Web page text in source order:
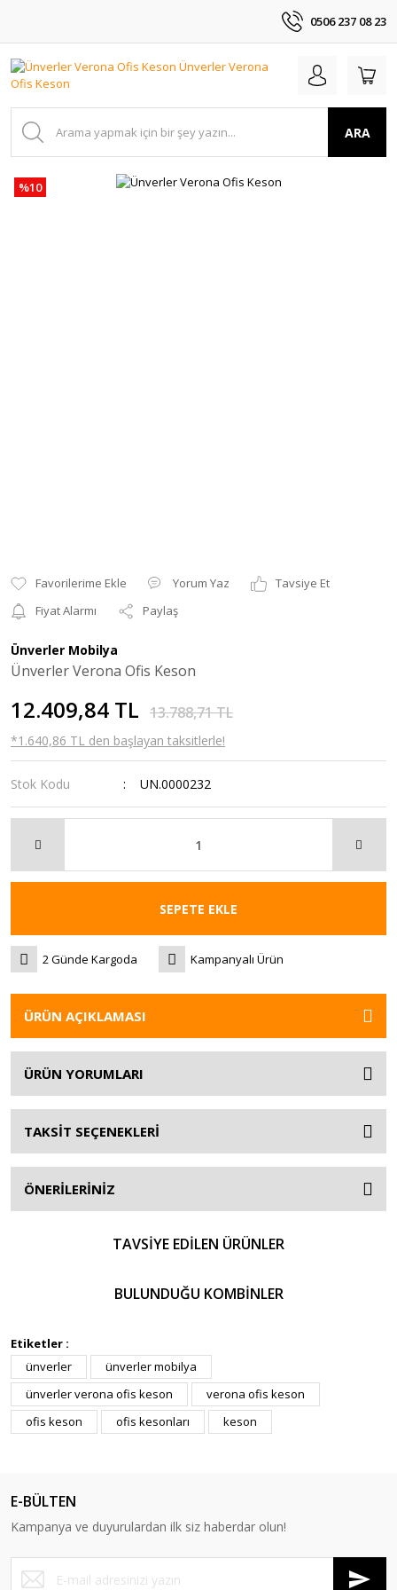
0506 237 08 23
ARA
%10
Yorum Yaz
Tavsiye Et
Fiyat Alarmı
Paylaş
Ünverler Mobilya
Ünverler Verona Ofis Keson
12.409,84 TL 13.788,71 TL
*1.640,86 TL den başlayan taksitlerle!
Stok Kodu UN.0000232
SEPETE EKLE
2 Günde Kargoda Kampanyalı Ürün
ÜRÜN AÇIKLAMASI
ÜRÜN YORUMLARI
TAKSİT SEÇENEKLERİ
ÖNERİLERİNİZ
TAVSİYE EDİLEN ÜRÜNLER
Ünverler Mobilya
18.162,49 TL
20.180,55 TL
BULUNDUĞU KOMBİNLER
Ünverler Mobilya
Ünverler Verona Ofis Keson
12.409,84 TL
Etiketler :
ünverler
ünverler mobilya
ünverler verona ofis keson
verona ofis keson
ofis keson
ofis kesonları keson
E-BÜLTEN
Kampanya ve duyurulardan ilk siz haberdar olun!